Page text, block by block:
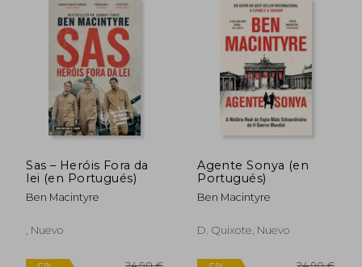
Sas – Heróis Fora da
lei (en Portugués)
Ben Macintyre
, Nuevo
Agente Sonya (en
Portugués)
Ben Macintyre
D. Quixote, Nuevo